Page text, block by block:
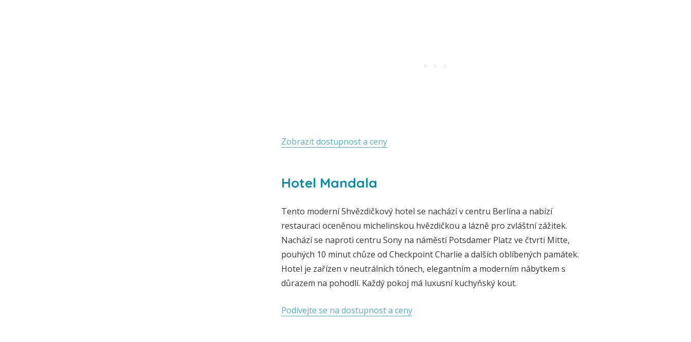
Zobrazit dostupnost a ceny
Hotel Mandala
Tento moderní 5hvězdičkový hotel se nachází v centru Berlína a nabízí
restauraci oceněnou michelinskou hvězdičkou a lázně pro zvláštní zážitek.
Nachází se naproti centru Sony na náměstí Potsdamer Platz ve čtvrti Mitte,
pouhých 10 minut chůze od Checkpoint Charlie a dalších oblíbených památek.
Hotel je zařízen v neutrálních tónech, elegantním a moderním nábytkem s
důrazem na pohodlí. Každý pokoj má luxusní kuchyňský kout.
Podívejte se na dostupnost a ceny